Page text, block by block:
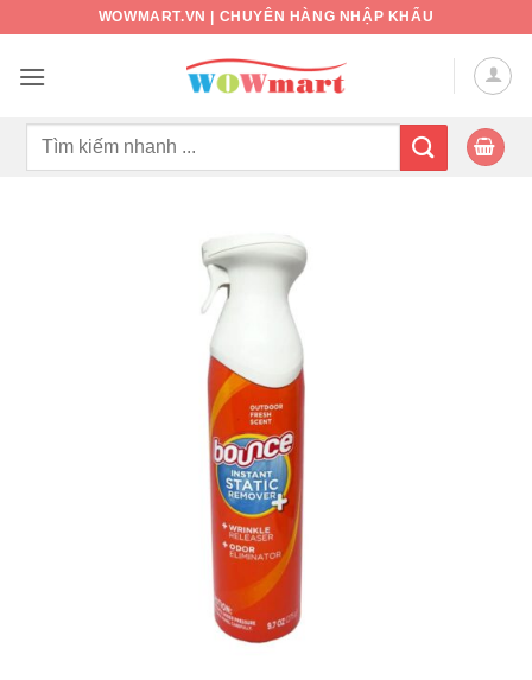
nội
WOWMART.VN | CHUYÊN HÀNG NHẬP KHẨU
Tìm